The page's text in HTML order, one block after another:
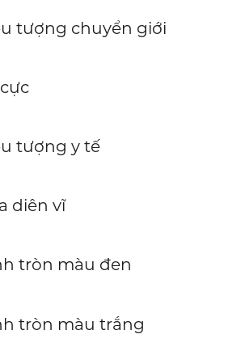
tượng chuyển giới
tượng y tế
diên vĩ
tròn màu đen
tròn màu trắng